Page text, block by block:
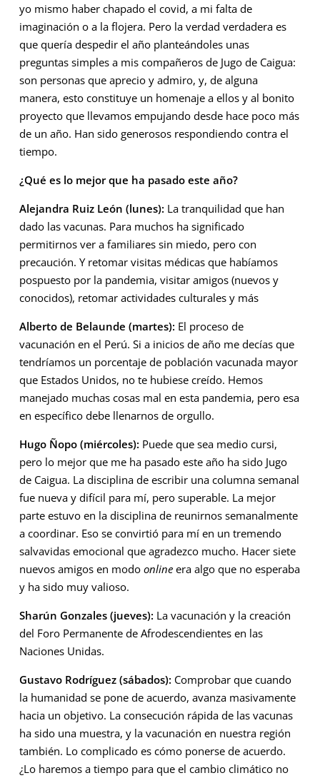
yo mismo haber chapado el covid, a mi falta de
imaginación o a la flojera. Pero la verdad verdadera es
que quería despedir el año planteándoles unas
preguntas simples a mis compañeros de Jugo de Caigua:
son personas que aprecio y admiro, y, de alguna
manera, esto constituye un homenaje a ellos y al bonito
proyecto que llevamos empujando desde hace poco más
de un año. Han sido generosos respondiendo contra el
tiempo.
¿Qué es lo mejor que ha pasado este año?
Alejandra Ruiz León (lunes): La tranquilidad que han
dado las vacunas. Para muchos ha significado
permitirnos ver a familiares sin miedo, pero con
precaución. Y retomar visitas médicas que habíamos
pospuesto por la pandemia, visitar amigos (nuevos y
conocidos), retomar actividades culturales y más
Alberto de Belaunde (martes): El proceso de
vacunación en el Perú. Si a inicios de año me decías que
tendríamos un porcentaje de población vacunada mayor
que Estados Unidos, no te hubiese creído. Hemos
manejado muchas cosas mal en esta pandemia, pero esa
en específico debe llenarnos de orgullo.
Hugo Ñopo (miércoles): Puede que sea medio cursi,
pero lo mejor que me ha pasado este año ha sido Jugo
de Caigua. La disciplina de escribir una columna semanal
fue nueva y difícil para mí, pero superable. La mejor
parte estuvo en la disciplina de reunirnos semanalmente
a coordinar. Eso se convirtió para mí en un tremendo
salvavidas emocional que agradezco mucho. Hacer siete
nuevos amigos en modo onlineera algo que no esperaba
y ha sido muy valioso.
Sharún Gonzales (jueves): La vacunación y la creación
del Foro Permanente de Afrodescendientes en las
Naciones Unidas.
Gustavo Rodríguez (sábados): Comprobar que cuando
la humanidad se pone de acuerdo, avanza masivamente
hacia un objetivo. La consecución rápida de las vacunas
ha sido una muestra, y la vacunación en nuestra región
también. Lo complicado es cómo ponerse de acuerdo.
¿Lo haremos a tiempo para que el cambio climático no